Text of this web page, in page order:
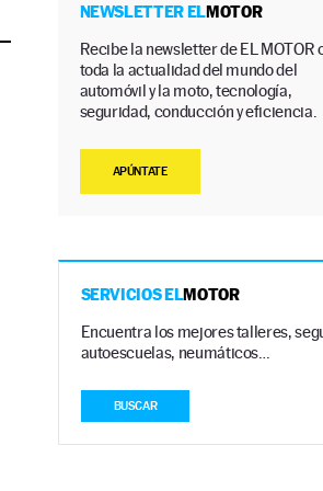
NEWSLETTER ELMOTOR
Recibe la newsletter de EL MOTOR
toda la actualidad del mundo del
automóvil y la moto, tecnología,
seguridad, conducción y eficiencia.
APÚNTATE
SERVICIOS ELMOTOR
Encuentra los mejores talleres,
autoescuelas, neumáticos…
BUSCAR